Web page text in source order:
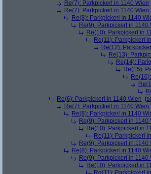
Re(7): Parkpickerl in 1140 Wien
Re(7): Parkpickerl in 1140 Wien
Re(8): Parkpickerl in 1140
Re(9): Parkpickerl in 1140
Re(10): Parkpickerl in
Re(11): Parkpickerl
Re(12):
Re(13):
Re(14):
Re(15):
Re(6): Parkpickerl in 1140 Wien (
Re(7): Parkpickerl in 1140 Wien
Re(8): Parkpickerl in 1140
Re(9): Parkpickerl in 1140
Re(10): Parkpickerl in
Re(11): Parkpickerl
Re(9): Parkpickerl in 1140
Re(8): Parkpickerl in 1140
Re(9): Parkpickerl in 1140
Re(10): Parkpickerl in
Re(11): Parkpickerl